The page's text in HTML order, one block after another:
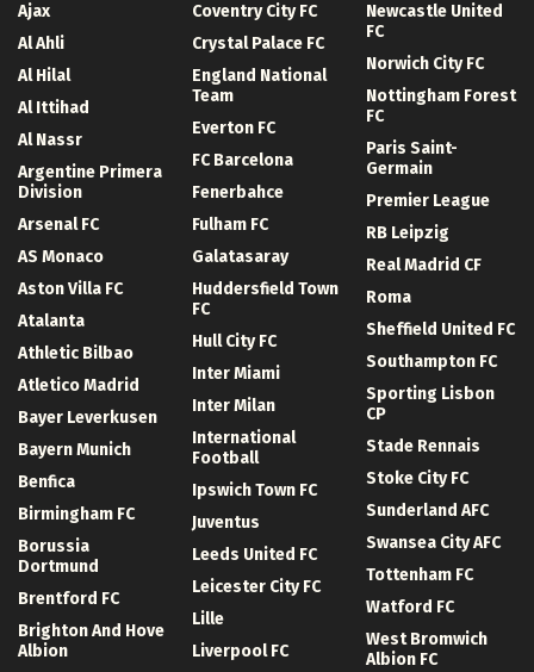
Ajax
Al Ahli
Al Hilal
Al Ittihad
Al Nassr
Argentine Primera
Division
Arsenal FC
AS Monaco
Aston Villa FC
Atalanta
Athletic Bilbao
Atletico Madrid
Bayer Leverkusen
Bayern Munich
Benfica
Birmingham FC
Borussia
Dortmund
Brentford FC
Brighton And Hove
Albion
Coventry City FC
Crystal Palace FC
England National
Team
Everton FC
FC Barcelona
Fenerbahce
Fulham FC
Galatasaray
Huddersfield Town
FC
Hull City FC
Inter Miami
Inter Milan
International
Football
Ipswich Town FC
Juventus
Leeds United FC
Leicester City FC
Lille
Liverpool FC
Newcastle United
FC
Norwich City FC
Nottingham Forest
FC
Paris Saint-
Germain
Premier League
RB Leipzig
Real Madrid CF
Roma
Sheffield United FC
Southampton FC
Sporting Lisbon
CP
Stade Rennais
Stoke City FC
Sunderland AFC
Swansea City AFC
Tottenham FC
Watford FC
West Bromwich
Albion FC